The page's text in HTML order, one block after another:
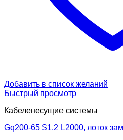
Добавить в список желаний
Быстрый просмотр
Кабеленесущие системы
Gq200-65 S1.2 L2000, лоток